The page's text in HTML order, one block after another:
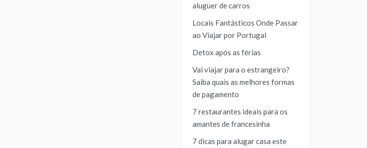
aluguer de carros
Locais Fantásticos Onde Passar
ao Viajar por Portugal
Detox após as férias
Vai viajar para o estrangeiro?
Saiba quais as melhores formas
de pagamento
7 restaurantes ideais para os
amantes de francesinha
7 dicas para alugar casa este